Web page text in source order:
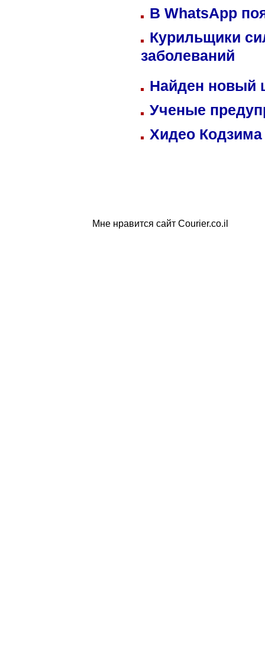
В WhatsApp
Курильщики
заболеваний
Найден
Ученые
Хидео
Мне нравится сайт Courier.co.il